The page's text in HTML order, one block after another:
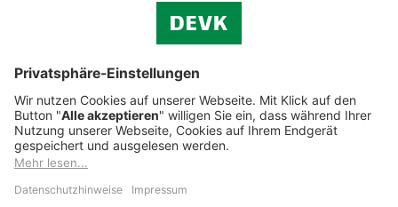
Cookie-Einstellungen
Datenschutz
Impressum
Streitbeilegung
Nutzungshinweise